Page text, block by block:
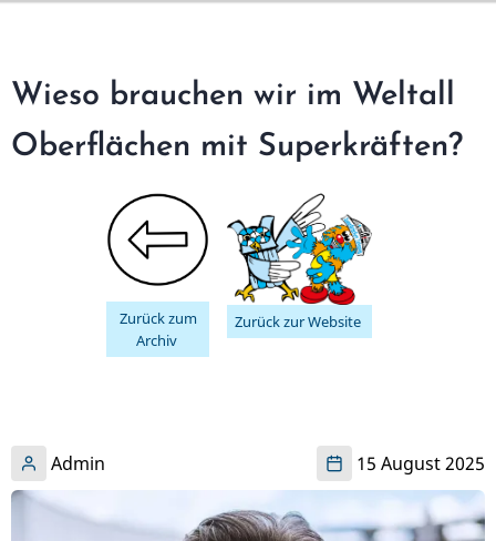
Wieso brauchen wir im Weltall
Oberflächen mit Superkräften?
Zurück zum
Archiv
Zurück zur Website
Admin
15 August 2025
Bild